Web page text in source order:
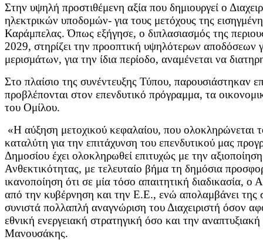
Στην υψηλή προστιθέμενη αξία που δημιουργεί ο
ηλεκτρικών υποδομών- για τους μετόχους της
Καράμπελας. Όπως εξήγησε, ο διπλασιασμός της
2029, στηρίζει την προοπτική υψηλότερων αποδόσεων
μερισμάτων, για την ίδια περίοδο, αναμένεται να
Στο πλαίσιο της συνέντευξης Τύπου, παρουσιάστηκαν
προβλέπονται στον επενδυτικό πρόγραμμα, τα
του Ομίλου.
«Η αύξηση μετοχικού κεφαλαίου, που ολοκληρώνεται
καταλύτη για την επιτάχυνση του επενδυτικού μας
Δημοσίου έχει ολοκληρωθεί επιτυχώς με την
Ανθεκτικότητας, με τελευταίο βήμα τη δημόσια
ικανοποίηση ότι σε μία τόσο απαιτητική
από την κυβέρνηση και την Ε.Ε., ενώ απολαμβάνει της
συνιστά πολλαπλή αναγνώριση του Διαχειριστή όσον
εθνική ενεργειακή στρατηγική όσο και την
Μανουσάκης.